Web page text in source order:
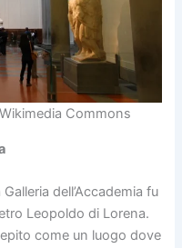
Commons
dell’Accademia fu
Leopoldo di Lorena.
come un luogo dove